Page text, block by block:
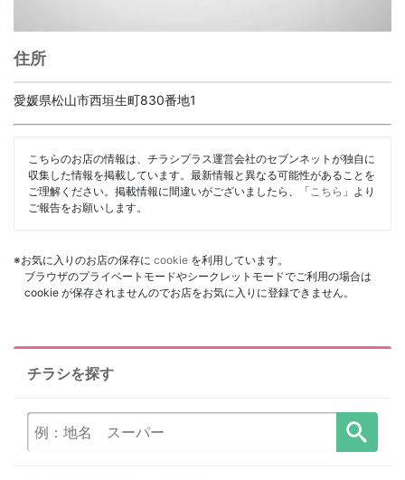
住所
愛媛県松山市西垣生町830番地1
こちらのお店の情報は、チラシプラス運営会社のセブンネットが独自に
収集した情報を掲載しています。最新情報と異なる可能性があることを
ご理解ください。掲載情報に間違いがございましたら、「 こちら 」より
ご報告をお願いします。
※お気に入りのお店の保存に cookie を利用しています。
ブラウザのプライベートモードやシークレットモードでご利用の場合は
cookie が保存されませんのでお店をお気に入りに登録できません。
チラシを探す